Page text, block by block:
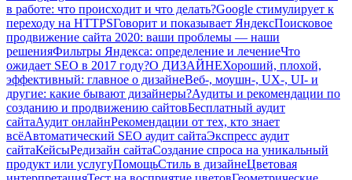
в работе: что происходит и что делать?Google стимулирует к
переходу на HTTPSГоворит и показывает ЯндексПоисковое
продвижение сайта 2020: ваши проблемы — наши
решенияФильтры Яндекса: определение и лечениеЧто
ожидает SEO в 2017 году?О ДИЗАЙНЕХороший, плохой,
эффективный: главное о дизайнеВеб-, моушн-, UX-, UI- и
другие: какие бывают дизайнеры?Аудиты и рекомендации по
созданию и продвижению сайтовБесплатный аудит
сайтаАудит онлайнРекомендации от тех, кто знает
всёАвтоматический SEO аудит сайтаЭкспресс аудит
сайтаКейсыРедизайн сайтаСоздание спроса на уникальный
продукт или услугуПомощьСтиль в дизайнеЦветовая